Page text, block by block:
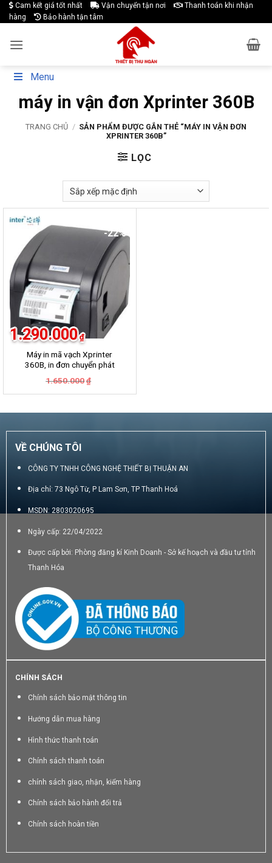
Skip
to
Cam kết giá tốt nhất Vận chuyển tận nơi
Thanh toán khi nhận
hàng
Bảo hành tận tâm
Menu
máy in vận đơn Xprinter 360B
TRANG CHỦ / SẢN PHẨM ĐƯỢC GẮN THẺ “MÁY IN VẬN ĐƠN
XPRINTER 360B”
LỌC
-22%
Máy in mã vạch Xprinter
360B, in đơn chuyển phát
VNpost, Best, J&T
1.650.000 ₫
là:
1.290.000 ₫
tại
1.290.000₫.
VỀ CHÚNG TÔI
CÔNG TY TNHH CÔNG NGHỆ THIẾT BỊ THUẬN AN
Địa chỉ: 73 Ngô Từ, P Lam Sơn, TP Thanh Hoá
MSDN: 2803020695
Ngày cấp: 22/04/2022
Được cấp bởi: Phòng đăng kí Kinh Doanh - Sở kế hoạch và đầu tư tỉnh
Thanh Hóa
CHÍNH SÁCH
Chính sách bảo mật thông tin
Hướng dẫn mua hàng
Hình thức thanh toán
Chính sách thanh toán
chính sách giao, nhận, kiểm hàng
Chính sách bảo hành đổi trả
Chính sách hoàn tiền